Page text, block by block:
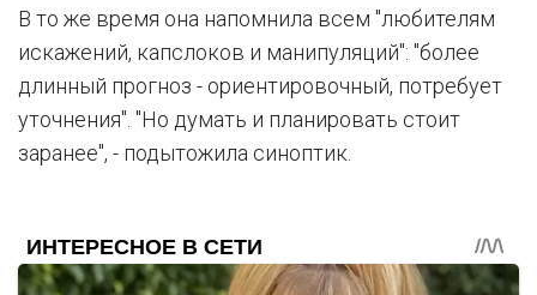
В то же время она напомнила всем "любителям
искажений, капслоков и манипуляций": "более
длинный прогноз - ориентировочный, потребует
уточнения". "Но думать и планировать стоит
заранее", - подытожила синоптик.